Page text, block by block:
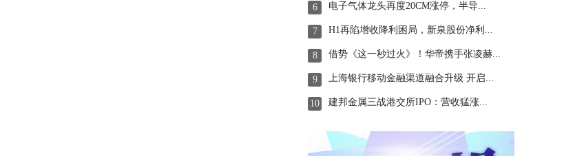
6 电子气体龙头再度20CM涨停，半导...
7 H1再陷增收降利困局，新泉股份净利...
8 借势《这一秒过火》！华帝携手张凌赫...
9 上海银行移动金融渠道融合升级 开启...
10 建邦金属三战港交所IPO：营收猛涨...